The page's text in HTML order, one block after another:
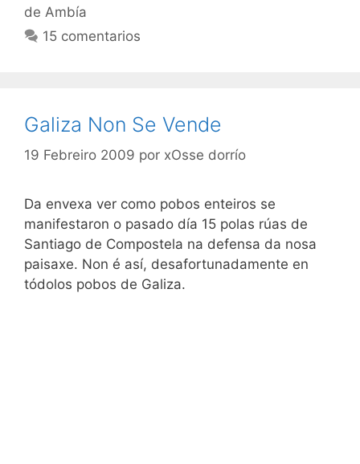
de Ambía
15 comentarios
Galiza Non Se Vende
19 Febreiro 2009 por xOsse dorrío
Da envexa ver como pobos enteiros se
manifestaron o pasado día 15 polas rúas de
Santiago de Compostela na defensa da nosa
paisaxe. Non é así, desafortunadamente en
tódolos pobos de Galiza.